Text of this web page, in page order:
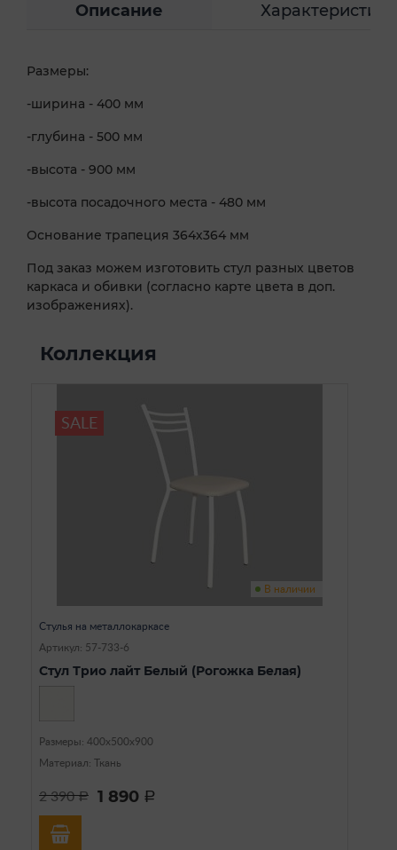
Описание Характеристики
Размеры:
-ширина - 400 мм
-глубина - 500 мм
-высота - 900 мм
-высота посадочного места - 480 мм
Основание трапеция 364х364 мм
Под заказ можем изготовить стул разных цветов
каркаса и обивки (согласно карте цвета в доп.
изображениях).
Коллекция
SALE
В наличии
Стулья на металлокаркасе
Артикул: 57-733-6
Стул Трио лайт Белый (Рогожка Белая)
Размеры: 400х500х900
Материал: Ткань
2 390a 1 890 a